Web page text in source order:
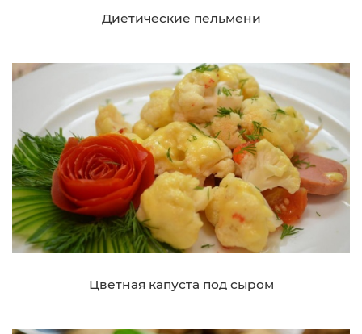
Диетические пельмени
Цветная капуста под сыром